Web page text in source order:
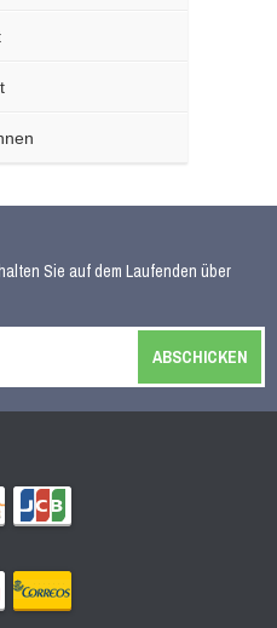
Sie auf dem Laufenden über